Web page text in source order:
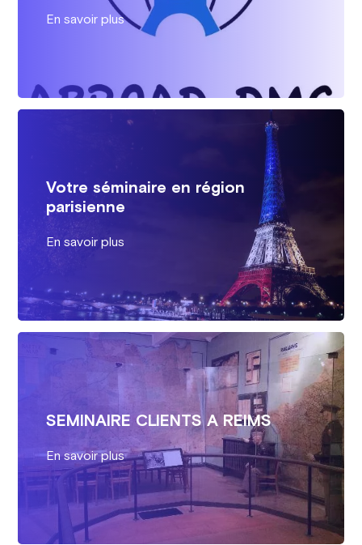
En savoir plus
Votre séminaire en région
parisienne
En savoir plus
SEMINAIRE CLIENTS A REIMS
En savoir plus